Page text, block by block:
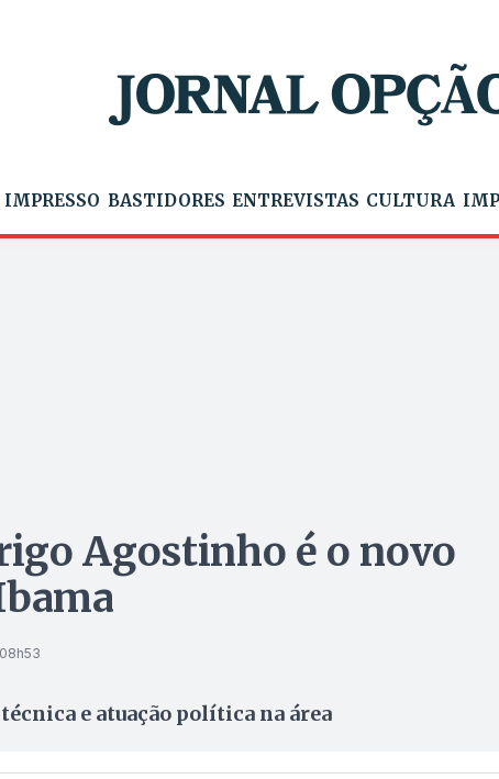
IMPRESSO BASTIDORES ENTREVISTAS CULTURA
Agostinho é o novo
e atuação política na área